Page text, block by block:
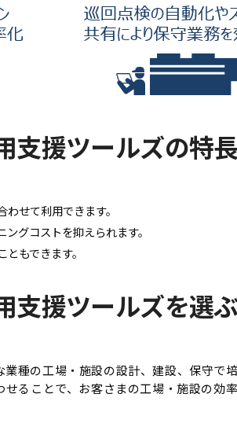
支援ツールズの特長
せて利用できます。
グコストを抑えられます。
もできます。
支援ツールズを選
種の工場・施設の設計、建設、保守で
ることで、お客さまの工場・施設の効